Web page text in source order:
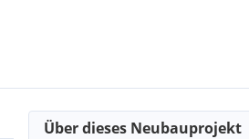
Über dieses Neubauprojekt